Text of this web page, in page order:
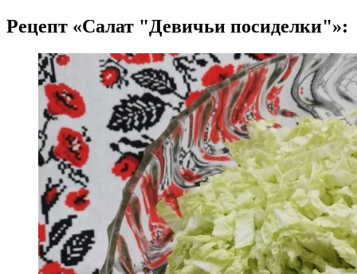
Рецепт «Салат "Девичьи посиделки"»: